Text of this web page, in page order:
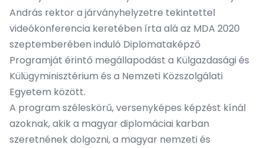
András rektor a járványhelyzetre tekintettel
videókonferencia keretében írta alá az MDA 2020
szeptemberében induló Diplomataképző
Programját érintő megállapodást a Külgazdasági és
Külügyminisztérium és a Nemzeti Közszolgálati
Egyetem között.
A program széleskörű, versenyképes képzést kínál
azoknak, akik a magyar diplomáciai karban
szeretnének dolgozni, a magyar nemzeti és